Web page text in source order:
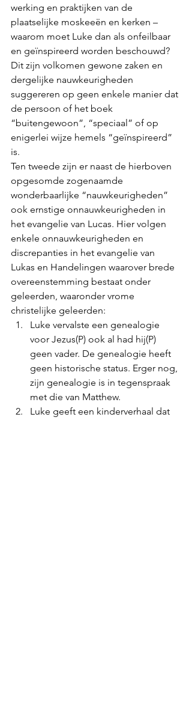
werking en praktijken van de
plaatselijke moskeeën en kerken –
waarom moet Luke dan als onfeilbaar
en geïnspireerd worden beschouwd?
Dit zijn volkomen gewone zaken en
dergelijke nauwkeurigheden
suggereren op geen enkele manier dat
de persoon of het boek
“buitengewoon”, “speciaal” of op
enigerlei wijze hemels “geïnspireerd”
is.
Ten tweede zijn er naast de hierboven
opgesomde zogenaamde
wonderbaarlijke “nauwkeurigheden”
ook ernstige onnauwkeurigheden in
het evangelie van Lucas. Hier volgen
enkele onnauwkeurigheden en
discrepanties in het evangelie van
Lukas en Handelingen waarover brede
overeenstemming bestaat onder
geleerden, waaronder vrome
christelijke geleerden:
Luke vervalste een genealogie
voor Jezus(P) ook al had hij(P)
geen vader. De genealogie heeft
geen historische status. Erger nog,
zijn genealogie is in tegenspraak
met die van Matthew.
Luke geeft een kinderverhaal dat